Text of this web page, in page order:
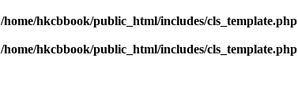
/home/hkcbbook/public_html/includes/cls_template.php
/home/hkcbbook/public_html/includes/cls_template.php